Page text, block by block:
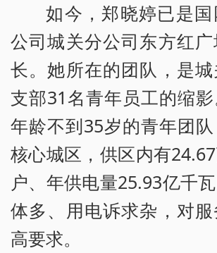
如今，郑晓婷已是
公司城关分公司东方红
长。她所在的团队，是
支部31名青年员工的缩
年龄不到35岁的青年团
核心城区，供区内有
户、年供电量25.93亿千
体多、用电诉求杂，对
高要求。